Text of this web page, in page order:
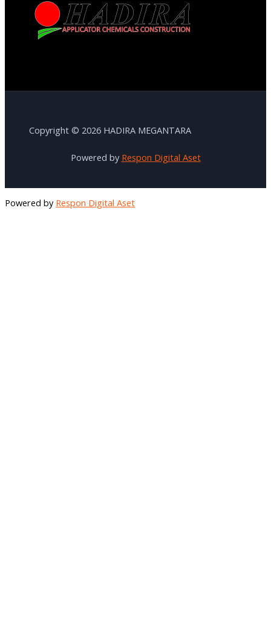
Copyright © 2026 HADIRA MEGANTARA
Powered by Respon Digital Aset
Powered by Respon Digital Aset